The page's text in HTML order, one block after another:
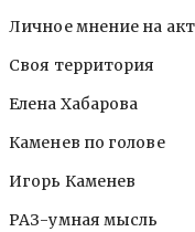
Личное мнение на
Своя территория
Елена Хабарова
Каменев по голове
Игорь Каменев
РАЗ-умная мысль